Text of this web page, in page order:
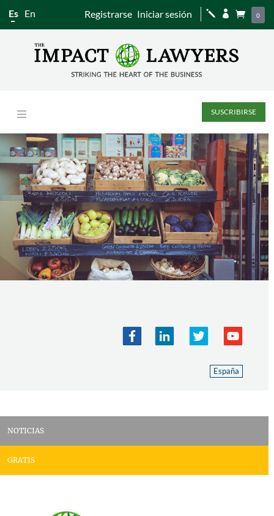
Es En Registrarse Iniciar sesión j   0
SUSCRIBIRSE
España
NOTICIAS
GRATIS